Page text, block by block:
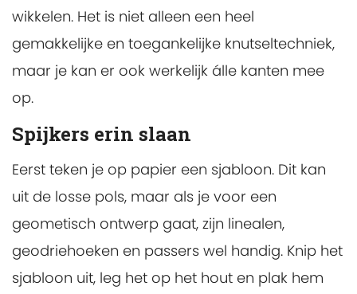
wikkelen. Het is niet alleen een heel
gemakkelijke en toegankelijke knutseltechniek,
maar je kan er ook werkelijk álle kanten mee
op.
Spijkers erin slaan
Eerst teken je op papier een sjabloon. Dit kan
uit de losse pols, maar als je voor een
geometisch ontwerp gaat, zijn linealen,
geodriehoeken en passers wel handig. Knip het
sjabloon uit, leg het op het hout en plak hem